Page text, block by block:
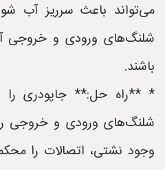
می‌تواند باعث سرریز آب
شلنگ‌های ورودی و خروجی
باشند.
* **راه حل:** جاپودری را
شلنگ‌های ورودی و خروجی
وجود نشتی، اتصالات را